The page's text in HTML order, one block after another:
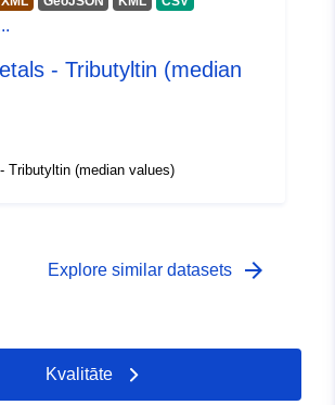
Avoti:
- Tributyltin (median
Tributyltin (median values)
Explore similar datasets arrow_forward
Kvalitāte